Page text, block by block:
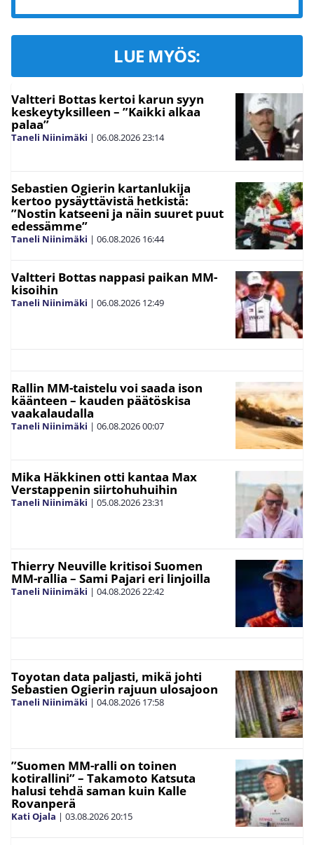
LUE MYÖS:
Valtteri Bottas kertoi karun syyn
keskeytyksilleen – ”Kaikki alkaa
palaa”
Taneli Niinimäki | 06.08.202623:14
Sebastien Ogierin kartanlukija
kertoo pysäyttävistä hetkistä:
”Nostin katseeni ja näin suuret puut
edessämme”
Taneli Niinimäki | 06.08.2026 16:44
Valtteri Bottas nappasi paikan MM-
kisoihin
Taneli Niinimäki | 06.08.2026 12:49
Rallin MM-taistelu voi saada ison
käänteen – kauden päätöskisa
vaakalaudalla
Taneli Niinimäki | 06.08.202600:07
Mika Häkkinen otti kantaa Max
Verstappenin siirtohuhuihin
Taneli Niinimäki | 05.08.202623:31
Thierry Neuville kritisoi Suomen
MM-rallia – Sami Pajari eri linjoilla
Taneli Niinimäki | 04.08.202622:42
Toyotan data paljasti, mikä johti
Sebastien Ogierin rajuun ulosajoon
Taneli Niinimäki | 04.08.2026 17:58
”Suomen MM-ralli on toinen
kotirallini” – Takamoto Katsuta
halusi tehdä saman kuin Kalle
Rovanperä
Kati Ojala | 03.08.202620:15